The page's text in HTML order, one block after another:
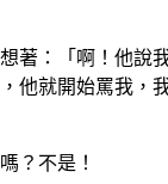
著：「啊！他說
他就開始罵我，
？不是！